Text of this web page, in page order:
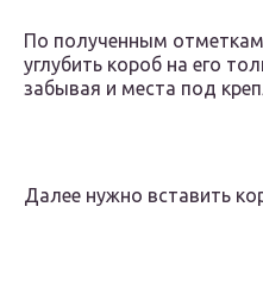
По полученным
углубить короб на его
забывая и места под
Далее нужно вставить